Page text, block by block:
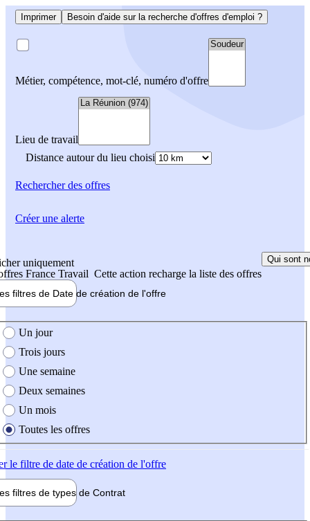
Imprimer Besoin d'aide sur la recherche d'offres d'emploi ?
Métier, compétence, mot-clé, numéro d'offre
Lieu de travail
Distance autour du lieu choisi
Rechercherdes offres
uniquement
France Travail Cette action recharge la liste des offres
Qui sont
filtres de Date de création de l'offre
création de l'offre
Un jour
Trois jours
Une semaine
Deux semaines
Un mois
Toutes les offres
le filtre de date de création de l'offre
filtres de types de Contrat
Créer une alerte